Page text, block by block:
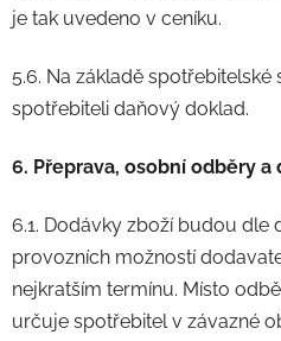
je tak uvedeno v ceníku.
5.6. Na základě
spotřebiteli daňový doklad.
6. Přeprava, osobní odběry a
6.1. Dodávky zboží budou dle
provozních možností
nejkratším termínu. Místo
určuje spotřebitel v závazné